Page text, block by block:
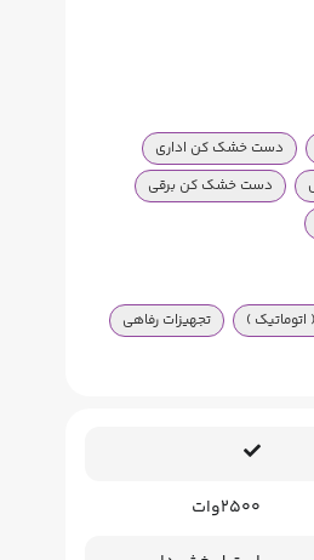
دست خشک کن اداری
دست خشک کن برقی
)
تجهیزات رفاهی
2500وات